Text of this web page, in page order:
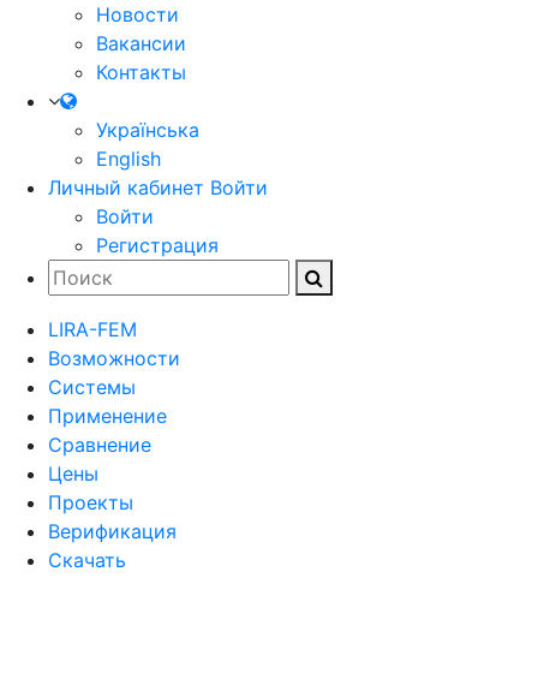
Новости
Вакансии
Контакты
Українська
English
Личный кабинет Войти
Войти
Регистрация
LIRA-FEM
Возможности
Cистемы
Применение
Сравнение
Цены
Проекты
Верификация
Скачать